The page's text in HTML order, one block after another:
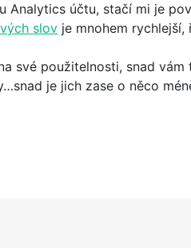
Analytics účtu, stačí mi je
slov je mnohem rychlejší,
své použitelnosti, snad vám
je jich zase o něco